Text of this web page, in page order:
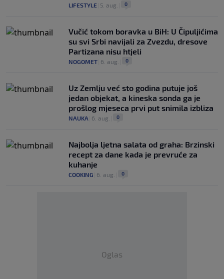
LIFESTYLE 5. aug. 0
Vučić tokom boravka u BiH: U Čipuljićima
su svi Srbi navijali za Zvezdu, dresove
Partizana nisu htjeli
NOGOMET 6. aug. 0
Uz Zemlju već sto godina putuje još
jedan objekat, a kineska sonda ga je
prošlog mjeseca prvi put snimila izbliza
NAUKA 6. aug. 0
Najbolja ljetna salata od graha: Brzinski
recept za dane kada je prevruće za
kuhanje
COOKING 6. aug. 0
Oglas